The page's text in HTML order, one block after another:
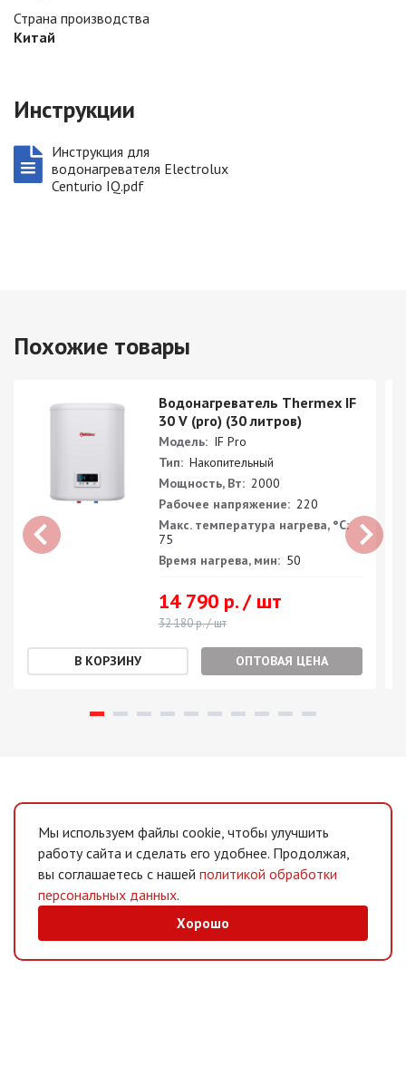
Страна производства
Китай
Инструкции
Инструкция для
водонагревателя Electrolux
Centurio IQ.pdf
Похожие товары
Водонагреватель Thermex IF
30 V (pro) (30 литров)
Модель: IF Pro
Тип: Накопительный
Мощность, Вт: 2000
Рабочее напряжение: 220
Макс. температура нагрева, °С:
75
Время нагрева, мин: 50
14 790 р. / шт
32 180 р. / шт
ОПТОВАЯ ЦЕНА
Мы используем файлы cookie, чтобы улучшить
работу сайта и сделать его удобнее. Продолжая,
вы соглашаетесь с нашей политикой обработки
персональных данных.
Хорошо